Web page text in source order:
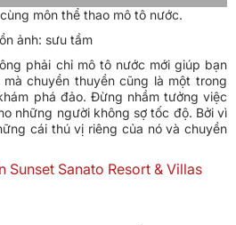
môn thể thao mô tô nước.
ảnh: sưu tầm
phải chỉ mô tô nước mới giúp bạn
chuyền thuyền cũng là một trong
phá đảo. Đừng nhầm tưởng việc
những người không sợ tốc độ. Bởi vì
cái thú vị riêng của nó và chuyền
Sunset Sanato Resort & Villas